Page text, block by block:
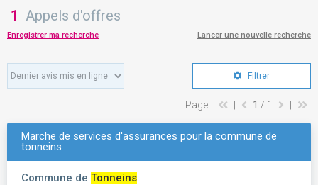
1 Appels d'offres
Enregistrer ma recherche Lancer une nouvelle recherche
Filtrer
Page : 1 / 1
Marche de services d'assurances pour la commune de
tonneins
Commune de Tonneins